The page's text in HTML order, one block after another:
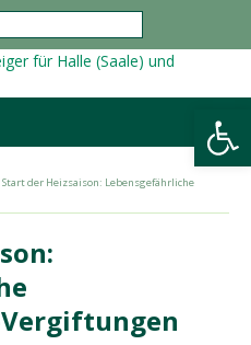
Werkzeugleiste öffnen
Start der Heizsaison: Lebensgefährliche